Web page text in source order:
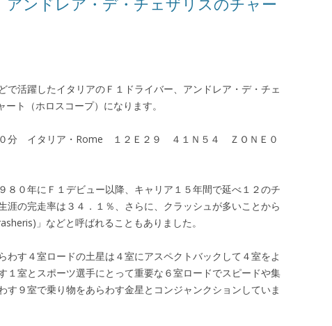
で活躍したイタリアのＦ１ドライバー、アンドレア・デ・チェ
ト（ホロスコープ）になります。
分 イタリア・Rome １２Ｅ２９ ４１Ｎ５４ ＺＯＮＥ０
８０年にＦ１デビュー以降、キャリア１５年間で延べ１２のチ
涯の完走率は３４．１％、さらに、クラッシュが多いことから
」などと呼ばれることもありました。
わす４室ロードの土星は４室にアスペクトバックして４室をよ
１室とスポーツ選手にとって重要な６室ロードでスピードや集
す９室で乗り物をあらわす金星とコンジャンクションしていま